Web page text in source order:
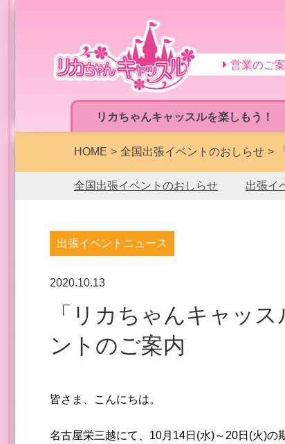
リカちゃんキャッスルを楽しもう！
営業のご
HOME 全国出張イベントのおしらせ
全国出張イベントのおしらせ 出張イ
出張イベントニュース
2020.10.13
「リカちゃんキャッスル in 名古屋栄三越」 催事イベ
ントのご案内
皆さま、こんにちは。
名古屋栄三越にて、10月14日(水)～20日(火)の